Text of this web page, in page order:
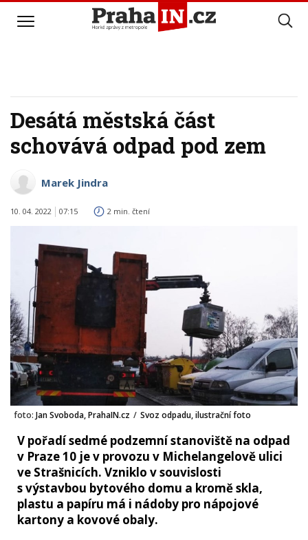
Desátá městská část
schovává odpad pod zem
Marek Jindra
10. 04. 2022 07:15 2 min. čtení
foto: Jan Svoboda, PrahaIN.cz / Svoz odpadu, ilustrační foto
V pořadí sedmé podzemní stanoviště na odpad
v Praze 10 je v provozu v Michelangelově ulici
ve Strašnicích. Vzniklo v souvislosti
s výstavbou bytového domu a kromě skla,
plastu a papíru má i nádoby pro nápojové
kartony a kovové obaly.